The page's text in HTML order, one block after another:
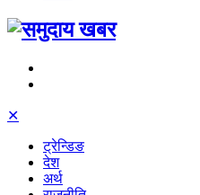
✕
ट्रेन्डिङ
देश
अर्थ